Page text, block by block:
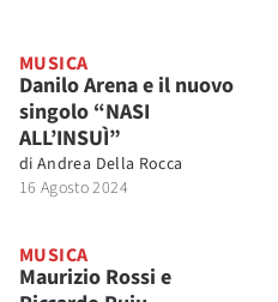
MUSICA
Danilo Arena e il nuovo
singolo “NASI
ALL’INSUÌ”
di Andrea Della Rocca
16 Agosto 2024
MUSICA
Maurizio Rossi e